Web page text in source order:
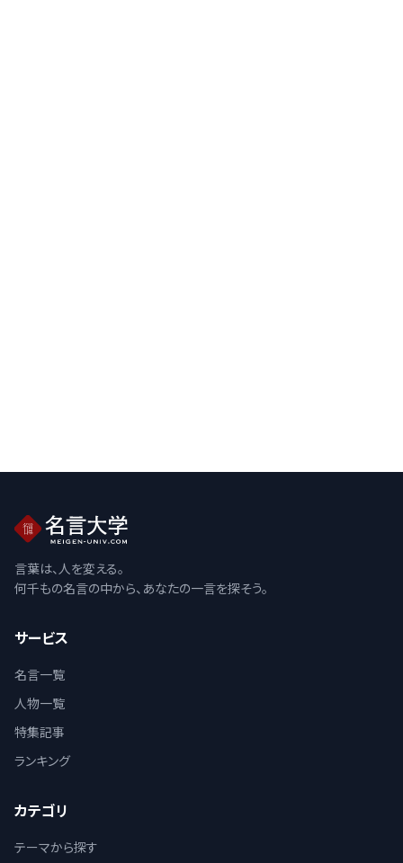
言葉は、人を変える。
何千もの名言の中から、あなたの一言を探そう。
サービス
名言一覧
人物一覧
特集記事
ランキング
カテゴリ
テーマから探す